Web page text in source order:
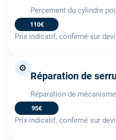
Percement du cylindre
110€
Prix indicatif, confirmé sur
⚙️
Réparation de
Réparation de
95€
Prix indicatif, confirmé sur